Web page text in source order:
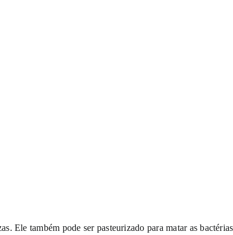
Ele também pode ser pasteurizado para matar as